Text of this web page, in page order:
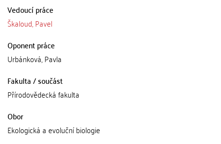
Vedoucí práce
Škaloud, Pavel
Oponent práce
Urbánková, Pavla
Fakulta / součást
Přírodovědecká fakulta
Obor
Ekologická a evoluční biologie